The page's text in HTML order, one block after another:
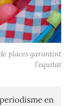
places garantint
l’equitat
en